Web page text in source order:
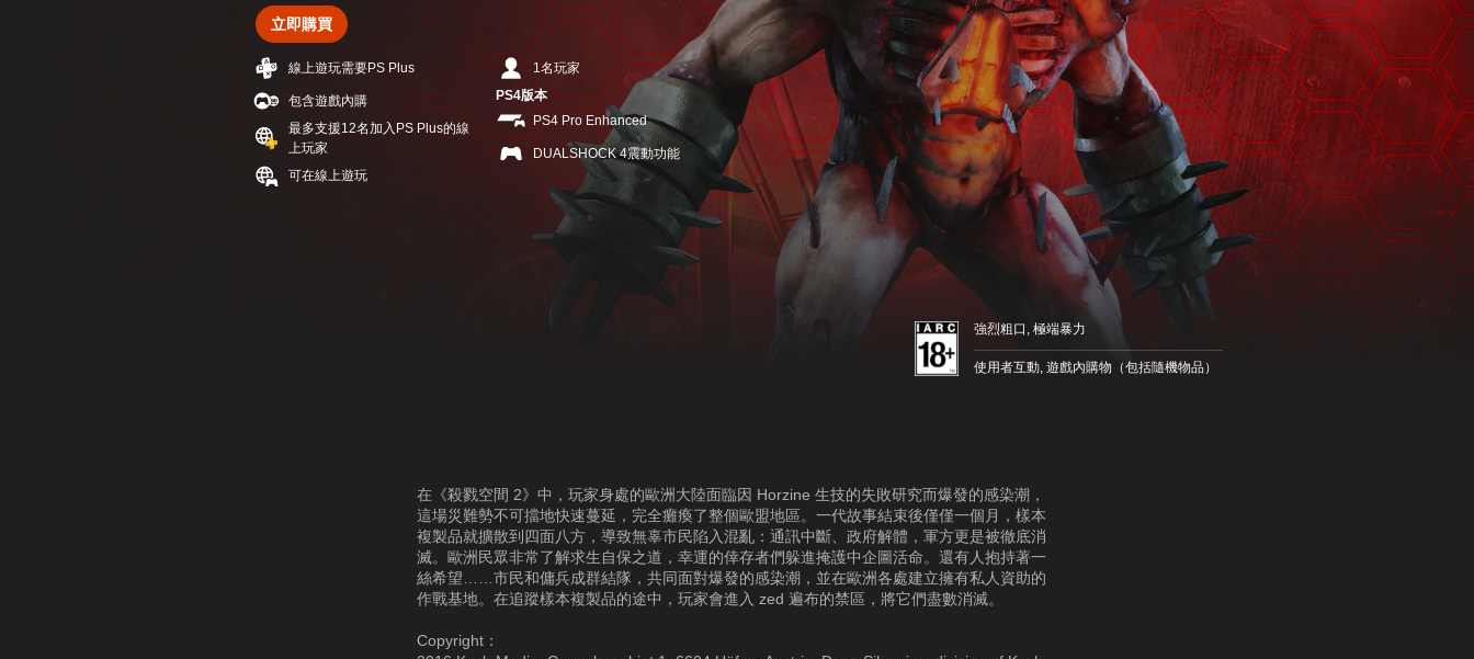
立即購買
線上遊玩需要PS Plus
包含遊戲內購
最多支援12名加入PS Plus的線
上玩家
可在線上遊玩
1名玩家
PS4版本
PS4 Pro Enhanced
DUALSHOCK 4震動功能
強烈粗口, 極端暴力
使用者互動, 遊戲內購物（包括隨機物品）
在《殺戮空間 2》中，玩家身處的歐洲大陸面臨因 Horzine 生技的失敗研究而爆發的感染潮，
這場災難勢不可擋地快速蔓延，完全癱瘓了整個歐盟地區。一代故事結束後僅僅一個月，樣本
複製品就擴散到四面八方，導致無辜市民陷入混亂：通訊中斷、政府解體，軍方更是被徹底消
滅。歐洲民眾非常了解求生自保之道，幸運的倖存者們躲進掩護中企圖活命。還有人抱持著一
絲希望……市民和傭兵成群結隊，共同面對爆發的感染潮，並在歐洲各處建立擁有私人資助的
作戰基地。在追蹤樣本複製品的途中，玩家會進入 zed 遍布的禁區，將它們盡數消滅。
Copyright：